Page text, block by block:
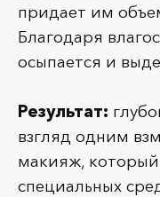
придает им
Благодаря
осыпается и
Результат:
взгляд одним
макияж, который
специальных